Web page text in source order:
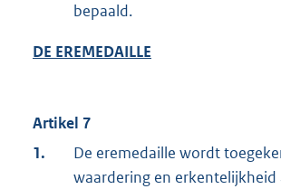
bepaald.
DE EREMEDAILLE
Artikel 7
1.
De eremedaille wordt
waardering en erkentelijkheid